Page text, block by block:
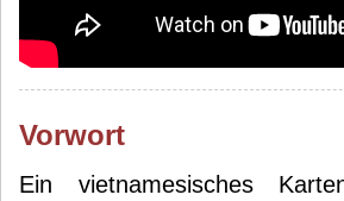
Vorwort
Ein vietnamesisches